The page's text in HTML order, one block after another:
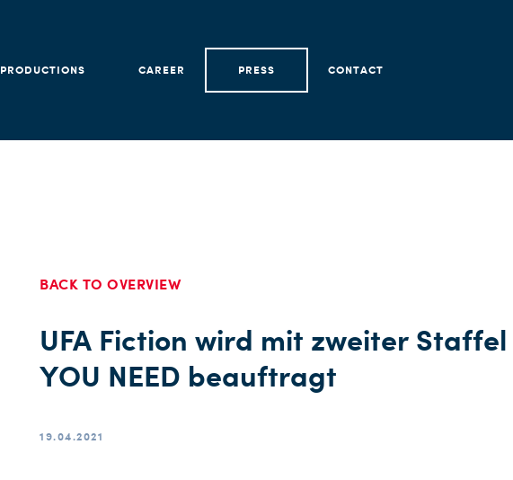
PRODUCTIONS CAREER PRESS CONTACT
BACK TO OVERVIEW
UFA Fiction wird mit zweiter Staffel
YOU NEED beauftragt
19.04.2021